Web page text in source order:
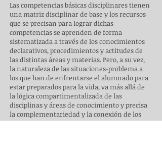
Las competencias básicas disciplinares tienen
una matriz disciplinar de base y los recursos
que se precisan para lograr dichas
competencias se aprenden de forma
sistematizada a través de los conocimientos
declarativos, procedimientos y actitudes de
las distintas áreas y materias. Pero, a su vez,
la naturaleza de las situaciones-problema a
los que han de enfrentarse el alumnado para
estar preparados para la vida, va más allá de
la lógica compartimentalizada de las
disciplinas y áreas de conocimiento y precisa
la complementariedad y la conexión de los
recursos de las distintas disciplinas